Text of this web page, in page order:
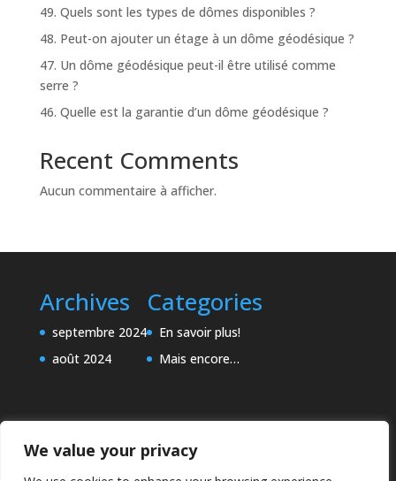
We value your privacy
49. Quels sont les types de dômes disponibles ?
48. Peut-on ajouter un étage à un dôme géodésique ?
47. Un dôme géodésique peut-il être utilisé comme
serre ?
46. Quelle est la garantie d’un dôme géodésique ?
Recent Comments
Aucun commentaire à afficher.
Archives
septembre 2024
août 2024
Categories
En savoir plus!
Mais encore…